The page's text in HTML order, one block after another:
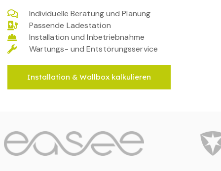
Individuelle Beratung und Planung
Passende Ladestation
Installation und Inbetriebnahme
Wartungs- und Entstörungsservice
Installation & Wallbox kalkulieren